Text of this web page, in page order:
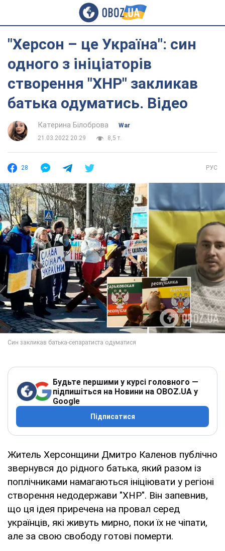
"Херсон – це Україна": син
одного з ініціаторів
створення "ХНР" закликав
батька одуматись. Відео
Катерина Білоброва
War
21.03.2022 20:29
8,5 т.
28 РУС
Будьте першими у курсі головного —
підпишіться на Новини на OBOZ.UA у
Google
Підписатися
Житель Херсонщини Дмитро Каленов публічно
звернувся до рідного батька, який разом із
поплічниками намагаються ініціювати у регіоні
створення недодержави "ХНР". Він запевнив,
що ця ідея приречена на провал серед
українців, які живуть мирно, поки їх не чіпати,
але за свою свободу готові померти.